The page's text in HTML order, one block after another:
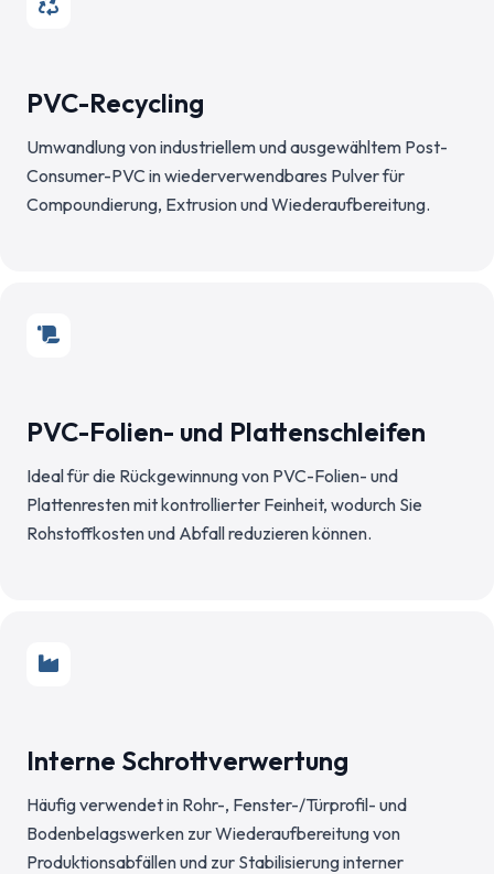
PVC-Recycling
Umwandlung von industriellem und ausgewähltem Post-
Consumer-PVC in wiederverwendbares Pulver für
Compoundierung, Extrusion und Wiederaufbereitung.
PVC-Folien- und Plattenschleifen
Ideal für die Rückgewinnung von PVC-Folien- und
Plattenresten mit kontrollierter Feinheit, wodurch Sie
Rohstoffkosten und Abfall reduzieren können.
Interne Schrottverwertung
Häufig verwendet in Rohr-, Fenster-/Türprofil- und
Bodenbelagswerken zur Wiederaufbereitung von
Produktionsabfällen und zur Stabilisierung interner